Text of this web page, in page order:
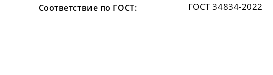
Соответствие по ГОСТ: ГОСТ 34834-2022